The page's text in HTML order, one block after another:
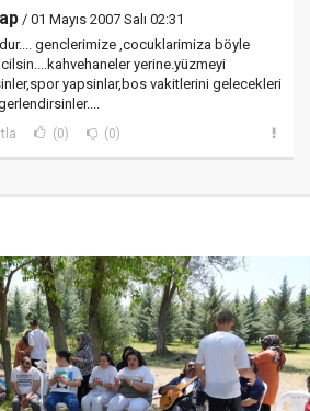
/ 01 Mayıs 2007 Salı 02:31
genclerimize ,cocuklarimiza böyle
yerine.yüzmeyi
yapsinlar,bos vakitlerini gelecekleri
(0) (0)